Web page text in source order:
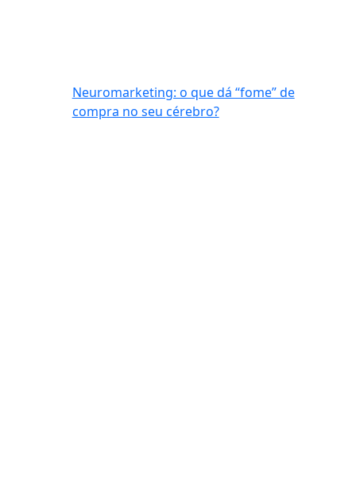
Neuromarketing: o que dá “fome” de
compra no seu cérebro?